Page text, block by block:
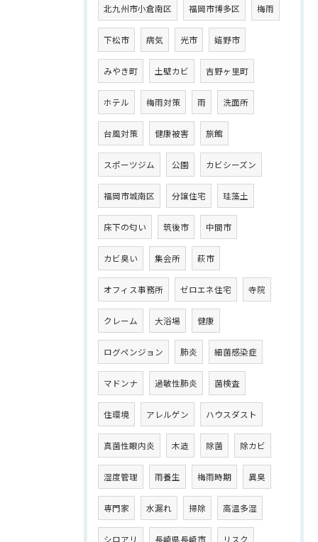
北九州市小倉南区 福岡市博多区 梅雨
下松市 病気 光市 嬉野市
みやき町 土壁カビ 吉野ヶ里町
ホテル 梅雨対策 雨 洗面所
台風対策 健康被害 旅館
スポーツジム 公園 カビシーズン
福岡市城南区 分譲住宅 珪藻土
床下の匂い 筑後市 中間市
カビ臭い 集会所 萩市
オフィス事務所 ゼロエネ住宅 寺院
クレーム 大浴場 健康
ログペンジョン 肺炎 細菌感染症
マドンナ 過敏性肺炎 菌検査
住環境 アレルゲン ハウスダスト
真菌性眼内炎 木造 除菌 除カビ
湿度管理 雨養生 梅雨時期 異臭
専門家 水漏れ 掃除 高温多湿
シロアリ 長崎県長崎市 リスク